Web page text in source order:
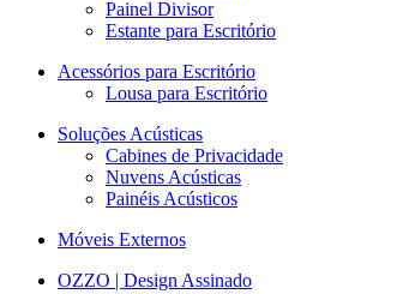
Painel Divisor
Estante para Escritório
Acessórios para Escritório
Lousa para Escritório
Soluções Acústicas
Cabines de Privacidade
Nuvens Acústicas
Painéis Acústicos
Móveis Externos
OZZO | Design Assinado